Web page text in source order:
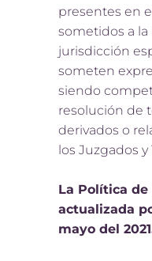
presentes en
sometidos a la
jurisdicción
someten
siendo
resolución de
derivados o
los Juzgados
La Política
actualizada
mayo del